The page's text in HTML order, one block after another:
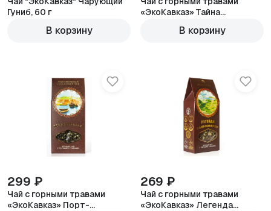
Гуниб, 60 г
В корзину
«ЭкоКавказ» Тайна
В корзину
299 ₽
Чай с горными травами
«ЭкоКавказ» Порт-
269 ₽
Чай с горными травами
«ЭкоКавказ» Легенда